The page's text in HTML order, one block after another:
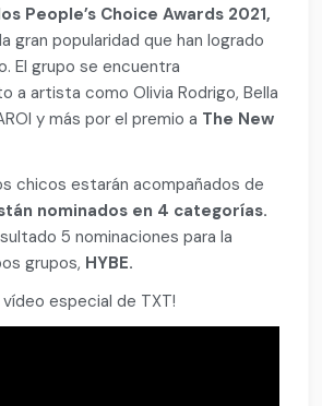
People’s Choice Awards 2021,
gran popularidad que han logrado
El grupo se encuentra
a artista como Olivia Rodrigo, Bella
y más por el premio a The New
chicos estarán acompañados de
nominados en 4 categorías.
5 nominaciones para la
grupos, HYBE.
vídeo especial de TXT!